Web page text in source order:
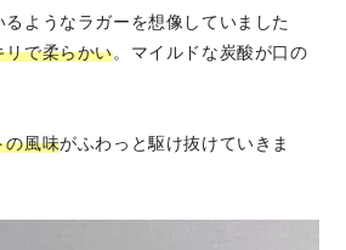
ようなラガーを想像していました
リで柔らかい。マイルドな炭酸が口の
の風味がふわっと駆け抜けていきま